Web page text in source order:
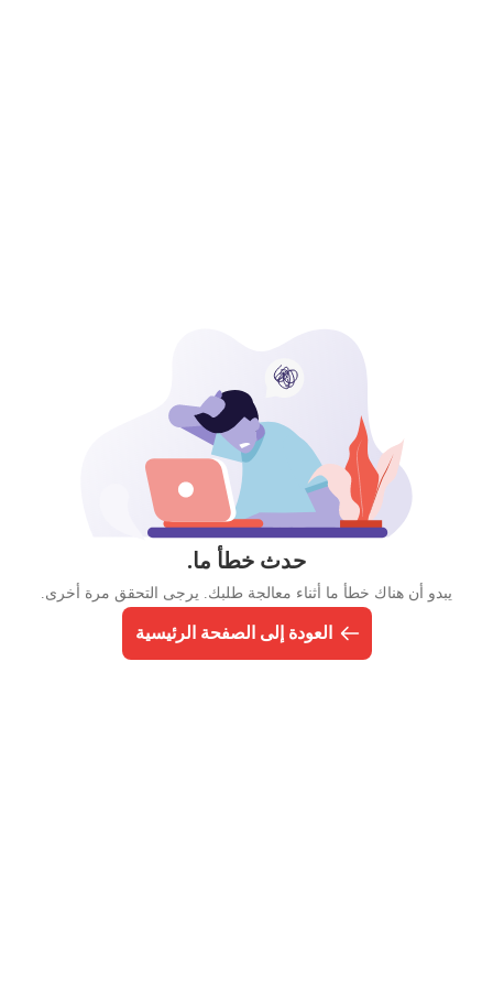
حدث خطأ ما.
يبدو أن هناك خطأ ما أثناء معالجة طلبك. يرجى التحقق مرة أخرى.
العودة إلى الصفحة الرئيسية